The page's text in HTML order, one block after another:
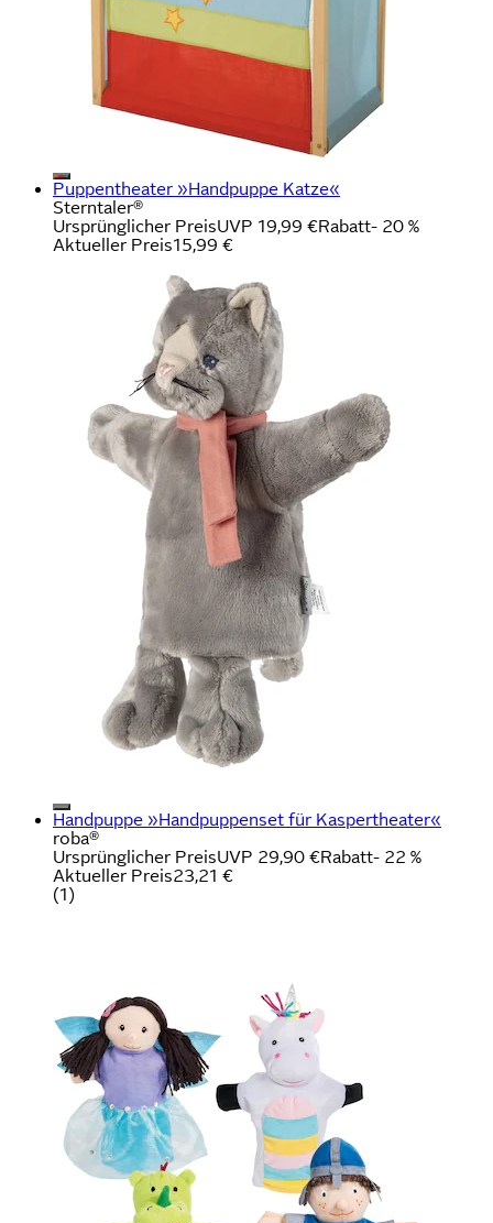
Puppentheater »Handpuppe Katze«
Sterntaler®
Ursprünglicher PreisUVP 19,99 €Rabatt- 20 %
Aktueller Preis15,99 €
Handpuppe »Handpuppenset für Kaspertheater«
roba®
Ursprünglicher PreisUVP 29,90 €Rabatt- 22 %
Aktueller Preis23,21 €
(1)